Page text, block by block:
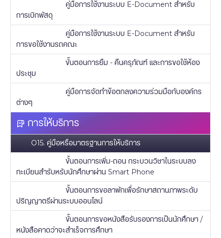
คู่มือการใช้งานระบบ E-Document สำหรับ
การเบิกพัสดุ
คู่มือการใช้งานระบบ E-Document สำหรับ
การขอใช้งานรถคณะ
ขั้นตอนการยืม - คืนครุภัณฑ์ และการขอใช้ห้อง
ประชุม
คู่มือการจัดทำข้อตกลงความร่วมมือกับองค์กร
ต่างๆ
การให้บริการ
O15. คู่มือหรือมาตรฐานการให้บริการ
ขั้นตอนการเพิ่ม-ถอน กระบวนวิชาในระบบลง
ทะเบียนสำรับหรับนักศึกษาผ่าน Smart Phone
ขั้นตอนการขอลาพักเพื่อรักษาสถานภาพระดับ
ปริญญาตรีผ่านระบบออนไลน์
ขั้นตอนการขอหนังสือรับรองการเป็นนักศึกษา /
หนังสือคาดว่าจะสำเร็จการศึกษา